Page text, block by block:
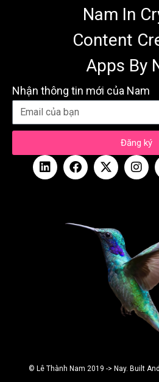
Nam In
Content
Apps By
Nhận thông tin mới của Nam
Đăng ký
© Lê Thành Nam 2019 -> Nay. Built